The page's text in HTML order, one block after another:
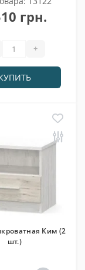
грн.
+
Ким (2
шт.)